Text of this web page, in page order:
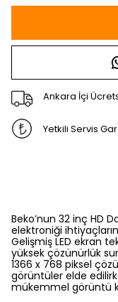
Ankara İçi
Yetkili Servis
Beko’nun 32 inç HD
elektroniği
Gelişmiş LED ekran
yüksek çözünürlük
1366 x 768 piksel
görüntüler elde
mükemmel görüntü